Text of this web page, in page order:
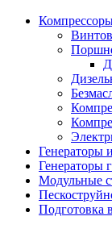
Генераторы
Генераторы
Модульные
Подготовка